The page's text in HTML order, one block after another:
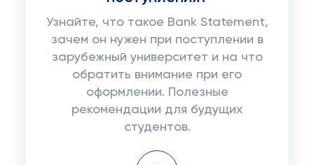
Узнайте, что такое Bank Statement,
зачем он нужен при поступлении в
зарубежный университет и на что
обратить внимание при его
оформлении. Полезные
рекомендации для будущих
студентов.